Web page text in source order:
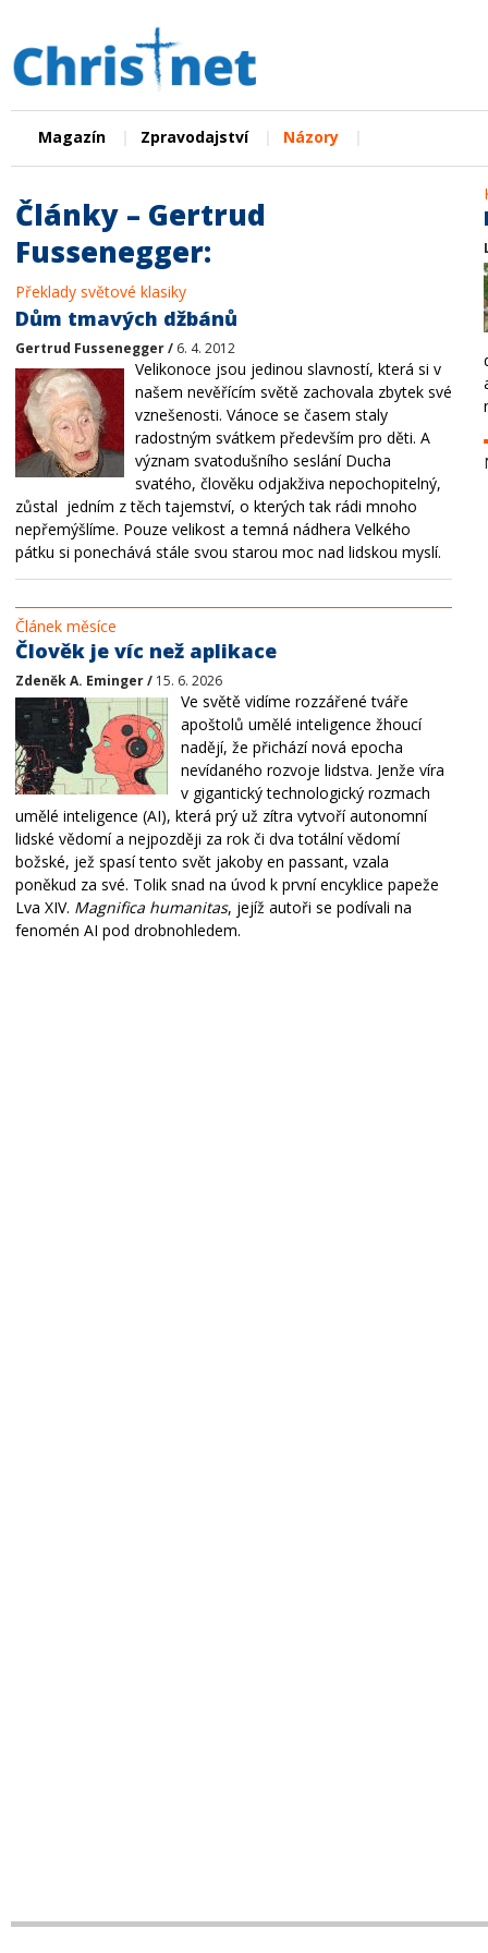
Magazín Zpravodajství Názory
Články – Gertrud
Fussenegger:
Překlady světové klasiky
Dům tmavých džbánů
Gertrud Fussenegger / 6. 4. 2012
Velikonoce jsou jedinou slavností, která si v
našem nevěřícím světě zachovala zbytek své
vznešenosti. Vánoce se časem staly
radostným svátkem především pro děti. A
význam svatodušního seslání Ducha
svatého, člověku odjakživa nepochopitelný,
zůstal jedním z těch tajemství, o kterých tak rádi mnoho
nepřemýšlíme. Pouze velikost a temná nádhera Velkého
pátku si ponechává stále svou starou moc nad lidskou myslí.
Článek měsíce
Člověk je víc než aplikace
Zdeněk A. Eminger / 15. 6. 2026
Ve světě vidíme rozzářené tváře
apoštolů umělé inteligence žhoucí
nadějí, že přichází nová epocha
nevídaného rozvoje lidstva. Jenže víra
v gigantický technologický rozmach
umělé inteligence (AI), která prý už zítra vytvoří autonomní
lidské vědomí a nejpozději za rok či dva totální vědomí
božské, jež spasí tento svět jakoby en passant, vzala
poněkud za své. Tolik snad na úvod k první encyklice papeže
Lva XIV. Magnifica humanitas, jejíž autoři se podívali na
fenomén AI pod drobnohledem.